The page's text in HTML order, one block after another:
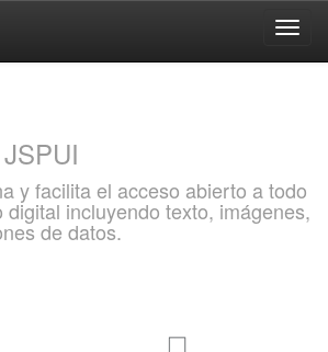
JSPUI
y facilita el acceso abierto a todo
incluyendo texto, imágenes,
de datos.